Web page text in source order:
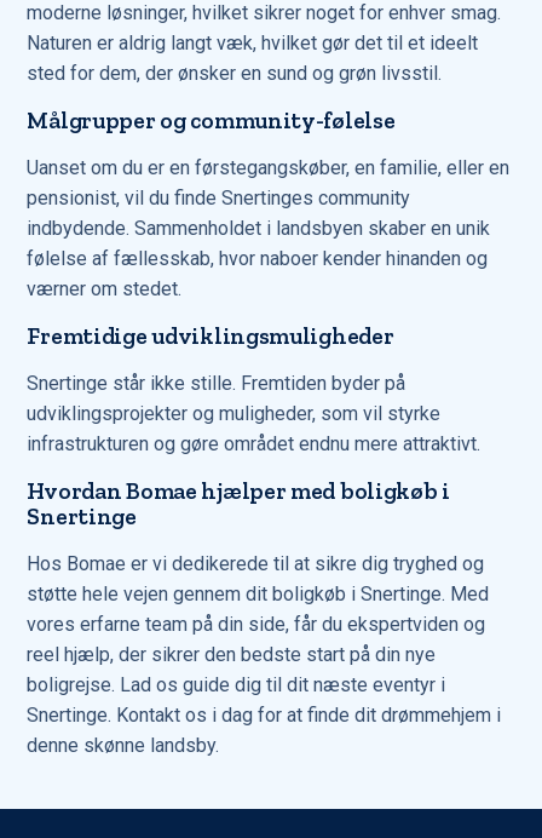
moderne løsninger, hvilket sikrer noget for enhver smag.
Naturen er aldrig langt væk, hvilket gør det til et ideelt
sted for dem, der ønsker en sund og grøn livsstil.
Målgrupper og community-følelse
Uanset om du er en førstegangskøber, en familie, eller en
pensionist, vil du finde Snertinges community
indbydende. Sammenholdet i landsbyen skaber en unik
følelse af fællesskab, hvor naboer kender hinanden og
værner om stedet.
Fremtidige udviklingsmuligheder
Snertinge står ikke stille. Fremtiden byder på
udviklingsprojekter og muligheder, som vil styrke
infrastrukturen og gøre området endnu mere attraktivt.
Hvordan Bomae hjælper med boligkøb i
Snertinge
Hos Bomae er vi dedikerede til at sikre dig tryghed og
støtte hele vejen gennem dit boligkøb i Snertinge. Med
vores erfarne team på din side, får du ekspertviden og
reel hjælp, der sikrer den bedste start på din nye
boligrejse. Lad os guide dig til dit næste eventyr i
Snertinge. Kontakt os i dag for at finde dit drømmehjem i
denne skønne landsby.